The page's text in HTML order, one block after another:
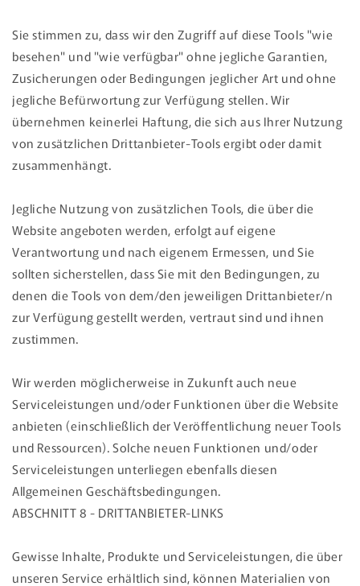
Sie stimmen zu, dass wir den Zugriff auf diese Tools "wie
besehen" und "wie verfügbar" ohne jegliche Garantien,
Zusicherungen oder Bedingungen jeglicher Art und ohne
jegliche Befürwortung zur Verfügung stellen. Wir
übernehmen keinerlei Haftung, die sich aus Ihrer Nutzung
von zusätzlichen Drittanbieter-Tools ergibt oder damit
zusammenhängt.
Jegliche Nutzung von zusätzlichen Tools, die über die
Website angeboten werden, erfolgt auf eigene
Verantwortung und nach eigenem Ermessen, und Sie
sollten sicherstellen, dass Sie mit den Bedingungen, zu
denen die Tools von dem/den jeweiligen Drittanbieter/n
zur Verfügung gestellt werden, vertraut sind und ihnen
zustimmen.
Wir werden möglicherweise in Zukunft auch neue
Serviceleistungen und/oder Funktionen über die Website
anbieten (einschließlich der Veröffentlichung neuer Tools
und Ressourcen). Solche neuen Funktionen und/oder
Serviceleistungen unterliegen ebenfalls diesen
Allgemeinen Geschäftsbedingungen.
ABSCHNITT 8 - DRITTANBIETER-LINKS
Gewisse Inhalte, Produkte und Serviceleistungen, die über
unseren Service erhältlich sind, können Materialien von